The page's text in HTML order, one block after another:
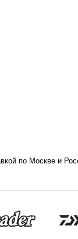
по Москве и